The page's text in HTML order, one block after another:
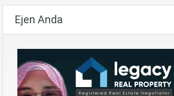
Ejen Anda